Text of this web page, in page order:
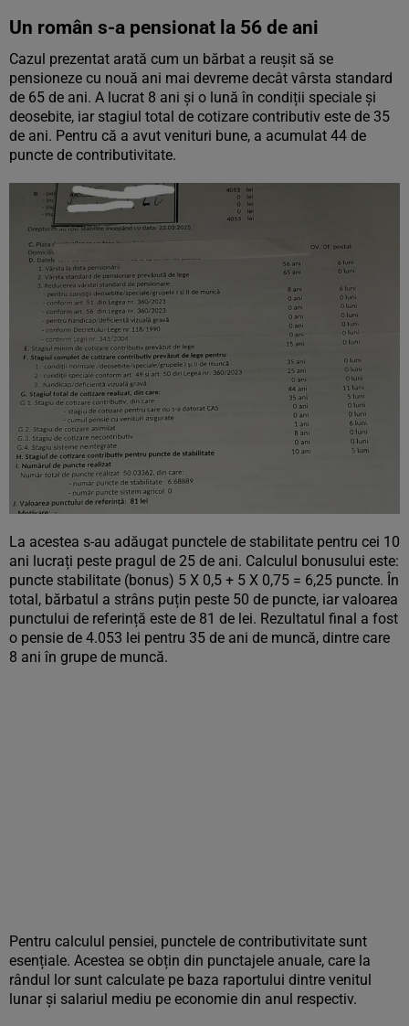
Un român s-a pensionat la 56 de ani
Cazul prezentat arată cum un bărbat a reușit să se
pensioneze cu nouă ani mai devreme decât vârsta standard
de 65 de ani. A lucrat 8 ani și o lună în condiții speciale și
deosebite, iar stagiul total de cotizare contributiv este de 35
de ani. Pentru că a avut venituri bune, a acumulat 44 de
puncte de contributivitate.
La acestea s-au adăugat punctele de stabilitate pentru cei 10
ani lucrați peste pragul de 25 de ani. Calculul bonusului este:
puncte stabilitate (bonus) 5 X 0,5 + 5 X 0,75 = 6,25 puncte. În
total, bărbatul a strâns puțin peste 50 de puncte, iar valoarea
punctului de referință este de 81 de lei. Rezultatul final a fost
o pensie de 4.053 lei pentru 35 de ani de muncă, dintre care
8 ani în grupe de muncă.
Pentru calculul pensiei, punctele de contributivitate sunt
esențiale. Acestea se obțin din punctajele anuale, care la
rândul lor sunt calculate pe baza raportului dintre venitul
lunar și salariul mediu pe economie din anul respectiv.